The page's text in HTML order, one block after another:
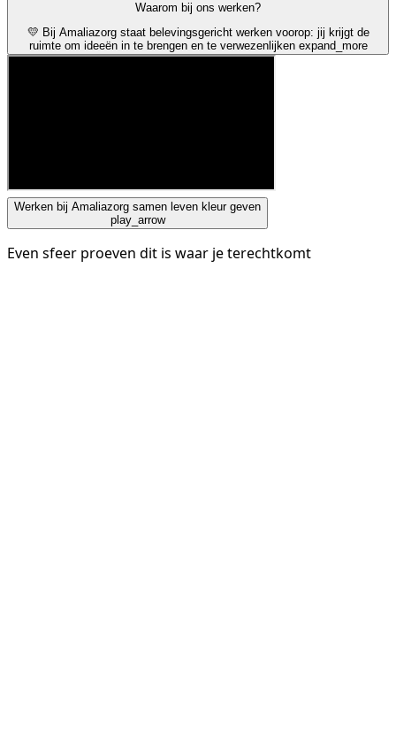
Waarom bij ons werken?
💛 Bij Amaliazorg staat belevingsgericht werken voorop: jij krijgt de
ruimte om ideeën in te brengen en te verwezenlijken expand_more
Werken bij Amaliazorg samen leven kleur geven
play_arrow
Even sfeer proeven dit is waar je terechtkomt